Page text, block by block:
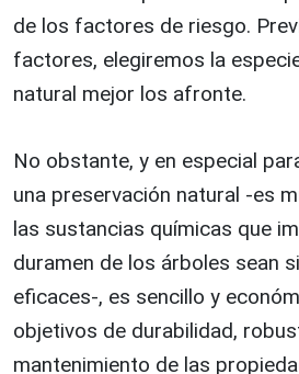
de los factores de riesgo.
factores, elegiremos la
natural mejor los afronte.
No obstante, y en especial
una preservación natural -es
las sustancias químicas que
duramen de los árboles sean
eficaces-, es sencillo y
objetivos de durabilidad,
mantenimiento de las